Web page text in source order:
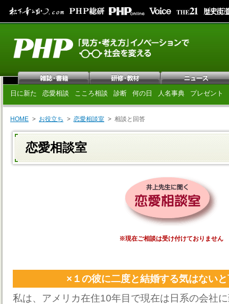
日に新た 恋愛相談 こころ相談 診断 何の日 人名事典 プレゼント
HOME お役立ち 恋愛相談室 相談と回答
恋愛相談室
※現在ご相談は受け付けておりません
×１の彼に二度と結婚する気はない
私は、アメリカ在住10年目で現在は日系の会社